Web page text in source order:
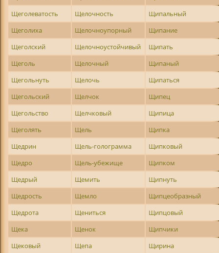
Щеголеватость
Щелочность
Щипальный
Щеголиха
Щелочноупорный
Щипание
Щеголский
Щелочноустойчивый
Щипать
Щеголь
Щелочный
Щипаный
Щегольнуть
Щелочь
Щипаться
Щегольский
Щелчок
Щипец
Щегольство
Щелчковый
Щипица
Щеголять
Щель
Щипка
Щедрин
Щель-голограмма
Щипковый
Щедро
Щель-убежище
Щипком
Щедрый
Щемить
Щипнуть
Щедрость
Щемло
Щипцеобразный
Щедрота
Щениться
Щипцовый
Щека
Щенок
Щипчики
Щековый
Щепа Щирина